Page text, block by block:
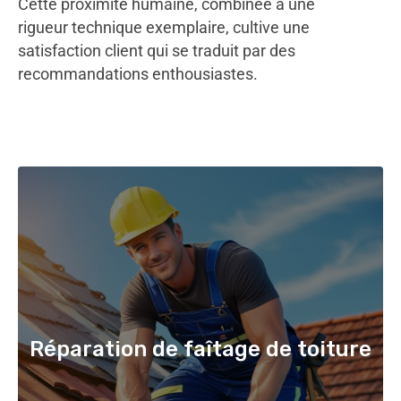
Cette proximité humaine, combinée à une
rigueur technique exemplaire, cultive une
satisfaction client qui se traduit par des
recommandations enthousiastes.
Réparation de faîtage de toiture